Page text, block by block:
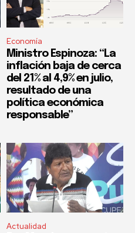
Economía
Ministro Espinoza: “La
inflación baja de cerca
del 21% al 4,9% en julio,
resultado de una
política económica
responsable”
Actualidad